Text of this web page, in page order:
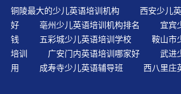
来越受家长们的重视。英语儿歌由于内容
浅显、节奏明快，结合了词的韵律流动
唱诵的特质。孩子学英语时本身就充满
足。况且毫无目的地让孩子傻疯傻玩，
并没有多大的益处，却是对孩子聪明才
母可以在家和孩子一起学习英语，选择
铜陵最大的少儿英语培训机构
西安少儿
好
亳州少儿英语培训机构排名
宜宾
钱
五彩城少儿英语培训学校
鞍山市
培训
广安门内英语培训哪家好
武进
用
成寿寺少儿英语辅导班 西八里庄